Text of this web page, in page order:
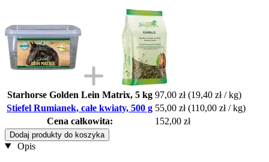
Starhorse Golden Lein Matrix, 5 kg 97,00 zł (19,40 zł / kg)
Stiefel Rumianek, całe kwiaty, 500 g 55,00 zł (110,00 zł / kg)
Cena całkowita:
152,00 zł
Dodaj produkty do koszyka
Opis